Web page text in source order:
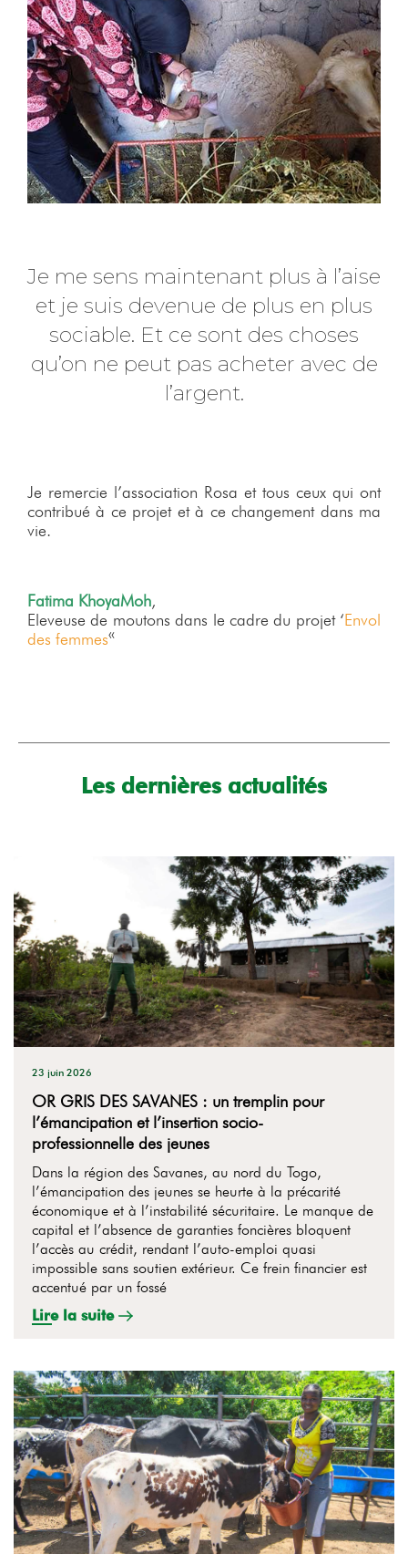
Je me sens maintenant plus à l’aise
et je suis devenue de plus en plus
sociable. Et ce sont des choses
qu’on ne peut pas acheter avec de
l’argent.
Je remercie l’association Rosa et tous ceux qui ont
contribué à ce projet et à ce changement dans ma
vie.
Fatima KhoyaMoh,
Eleveuse de moutons dans le cadre du projet ‘Envol
des femmes«
Les dernières actualités
OR GRIS DES SAVANES : un tremplin pour
l’émancipation et l’insertion socio-
professionnelle des jeunes
23 juin 2026
Dans la région des Savanes, au nord du Togo,
l’émancipation des jeunes se heurte à la précarité
économique et à l’instabilité sécuritaire. Le manque de
capital et l’absence de garanties foncières bloquent
l’accès au crédit, rendant l’auto-emploi quasi
impossible sans soutien extérieur. Ce frein financier est
accentué par un fossé
Lire la suite